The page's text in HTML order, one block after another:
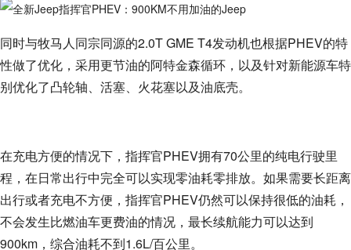
同时与牧马人同宗同源的2.0T GME T4发动机也根据PHEV的特
性做了优化，采用更节油的阿特金森循环，以及针对新能源车特
别优化了凸轮轴、活塞、火花塞以及油底壳。
在充电方便的情况下，指挥官PHEV拥有70公里的纯电行驶里
程，在日常出行中完全可以实现零油耗零排放。如果需要长距离
出行或者充电不方便，指挥官PHEV仍然可以保持很低的油耗，
不会发生比燃油车更费油的情况，最长续航能力可以达到
900km，综合油耗不到1.6L/百公里。